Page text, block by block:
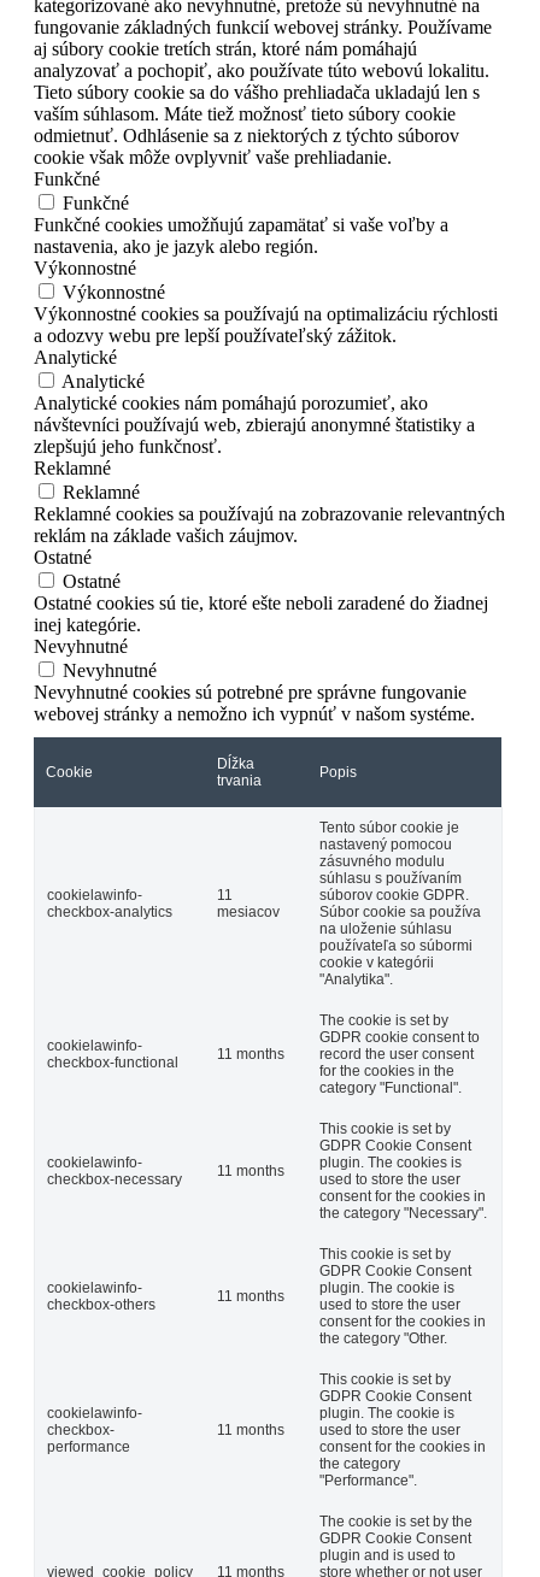
kategorizované ako nevyhnutné, pretože sú nevyhnutné na
fungovanie základných funkcií webovej stránky. Používame
aj súbory cookie tretích strán, ktoré nám pomáhajú
analyzovať a pochopiť, ako používate túto webovú lokalitu.
Tieto súbory cookie sa do vášho prehliadača ukladajú len s
vaším súhlasom. Máte tiež možnosť tieto súbory cookie
odmietnuť. Odhlásenie sa z niektorých z týchto súborov
cookie však môže ovplyvniť vaše prehliadanie.
Funkčné
Funkčné
Funkčné cookies umožňujú zapamätať si vaše voľby a
nastavenia, ako je jazyk alebo región.
Výkonnostné
Výkonnostné
Výkonnostné cookies sa používajú na optimalizáciu rýchlosti
a odozvy webu pre lepší používateľský zážitok.
Analytické
Analytické
Analytické cookies nám pomáhajú porozumieť, ako
návštevníci používajú web, zbierajú anonymné štatistiky a
zlepšujú jeho funkčnosť.
Reklamné
Reklamné
Reklamné cookies sa používajú na zobrazovanie relevantných
reklám na základe vašich záujmov.
Ostatné
Ostatné
Ostatné cookies sú tie, ktoré ešte neboli zaradené do žiadnej
inej kategórie.
Nevyhnutné
Nevyhnutné
Nevyhnutné cookies sú potrebné pre správne fungovanie
webovej stránky a nemožno ich vypnúť v našom systéme.
Cookie
Dĺžka
trvania
Popis
cookielawinfo-
checkbox-analytics
11
mesiacov
Tento súbor cookie je
nastavený pomocou
zásuvného modulu
súhlasu s používaním
súborov cookie GDPR.
Súbor cookie sa používa
na uloženie súhlasu
používateľa so súbormi
cookie v kategórii
"Analytika".
cookielawinfo-
checkbox-functional
11 months
The cookie is set by
GDPR cookie consent to
record the user consent
for the cookies in the
category "Functional".
cookielawinfo-
checkbox-necessary
11 months
This cookie is set by
GDPR Cookie Consent
plugin. The cookies is
used to store the user
consent for the cookies in
the category "Necessary".
cookielawinfo-
checkbox-others
11 months
This cookie is set by
GDPR Cookie Consent
plugin. The cookie is
used to store the user
consent for the cookies in
the category "Other.
cookielawinfo-
checkbox-
performance
11 months
This cookie is set by
GDPR Cookie Consent
plugin. The cookie is
used to store the user
consent for the cookies in
the category
"Performance".
viewed_cookie_policy 11 months
The cookie is set by the
GDPR Cookie Consent
plugin and is used to
store whether or not user